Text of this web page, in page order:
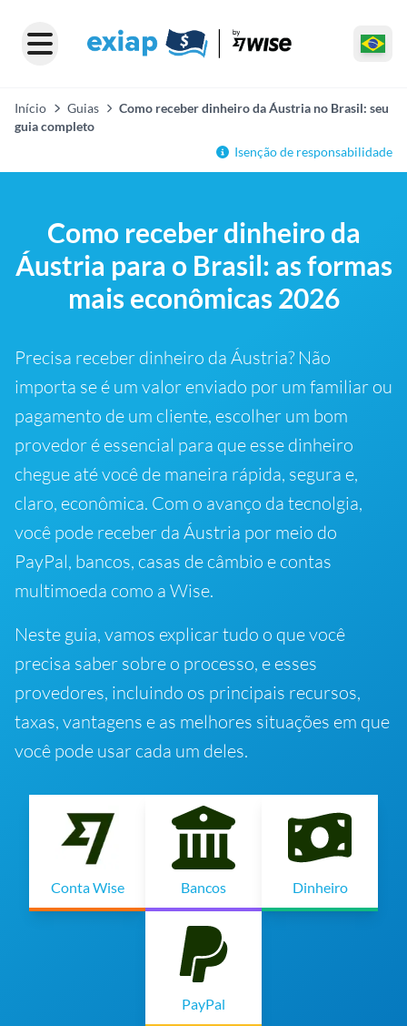
Início Guias
Como receber dinheiro da Áustria no Brasil: seu
guia completo
Isenção de responsabilidade
Como receber dinheiro da
Áustria para o Brasil: as formas
mais econômicas 2026
Precisa receber dinheiro da Áustria? Não
importa se é um valor enviado por um familiar ou
pagamento de um cliente, escolher um bom
provedor é essencial para que esse dinheiro
chegue até você de maneira rápida, segura e,
claro, econômica. Com o avanço da tecnolgia,
você pode receber da Áustria por meio do
PayPal, bancos, casas de câmbio e contas
multimoeda como a Wise.
Neste guia, vamos explicar tudo o que você
precisa saber sobre o processo, e esses
provedores, incluindo os principais recursos,
taxas, vantagens e as melhores situações em que
você pode usar cada um deles.
Conta Wise Bancos Dinheiro
PayPal